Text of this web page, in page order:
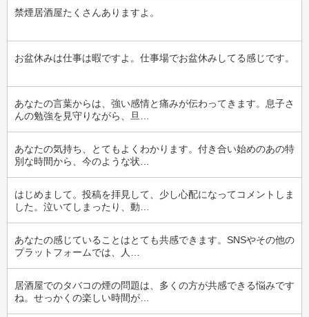
禁煙居酒屋たくさんありますよ。
お盆休みは仕事は暇ですよ。仕事場でお盆休みしてる感じです。
あなたの言葉からは、強い感情と痛みが伝わってきます。息子さ
んの勉強を見守りながら、旦…
あなたの気持ち、とてもよくわかります。付き合い始めのあの特
別な時間から、今のような状…
はじめまして。投稿を拝見して、少し心配になってコメントしま
した。泣いてしまったり、動…
あなたの感じていることはとても共感できます。SNSやその他の
プラットフォームでは、人…
居酒屋でのタバコの煙の問題は、多くの方が共感できる悩みです
ね。せっかくの楽しい時間が…